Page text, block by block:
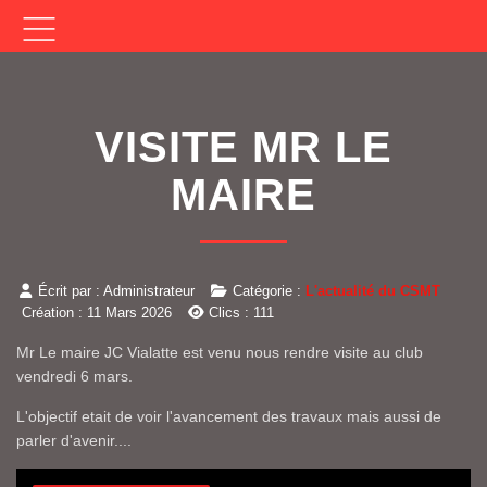
VISITE MR LE
MAIRE
Écrit par :Administrateur Catégorie : L'actualité du CSMT
Création : 11 Mars 2026
Clics : 111
Mr Le maire JC Vialatte est venu nous rendre visite au club
vendredi 6 mars.
L'objectif etait de voir l'avancement des travaux mais aussi de
parler d'avenir....